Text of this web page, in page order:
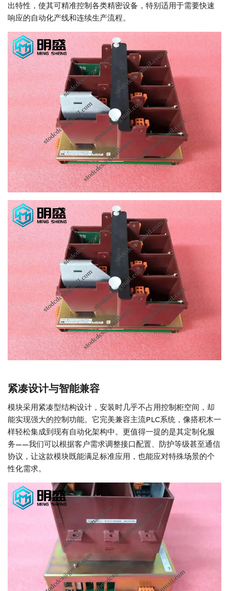
出特性，使其可精准控制各类精密设备，特别适用于需要快速
响应的自动化产线和连续生产流程。
紧凑设计与智能兼容
模块采用紧凑型结构设计，安装时几乎不占用控制柜空间，却
能实现强大的控制功能。它完美兼容主流PLC系统，像搭积木一
样轻松集成到现有自动化架构中。更值得一提的是其定制化服
务——我们可以根据客户需求调整接口配置、防护等级甚至通信
协议，让这款模块既能满足标准应用，也能应对特殊场景的个
性化需求。